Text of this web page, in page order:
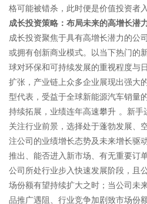
格可能被错杀，此时便是价值投资者
成长投资策略：布局未来的高增长潜
成长投资聚焦于具有高增长潜力的公
或拥有创新商业模式。以当下热门的
球对环保和可持续发展的重视程度与
扩张，产业链上众多企业展现出强大
型代表，受益于全球新能源汽车销量
持续拓展，业绩连年高速攀升 。新手
关注行业前景，选择处于蓬勃发展、
注公司的业绩增长态势及未来增长驱
推出、能否进入新市场、有无重要订
公司所处行业步入快速发展阶段，且
场份额有望持续扩大之时；当公司未
品推广遇阻、行业竞争加剧致市场份